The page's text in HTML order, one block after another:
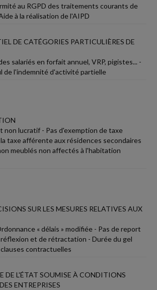
au RGPD des traitements courants de
à la réalisation de l'AIPD
DE CATÉGORIES PARTICULIÈRES DE
salariés en forfait annuel, VRP, pigistes... -
de l'indemnité d'activité partielle
non lucratif - Pas d'exemption de taxe
taxe afférente aux résidences secondaires
meublés non affectés à l'habitation
SUR LES MESURES RELATIVES AUX
« délais » modifiée - Pas de report
et de rétractation - Durée du gel
contractuelles
DE L'ÉTAT SOUMISE À CONDITIONS
ENTREPRISES